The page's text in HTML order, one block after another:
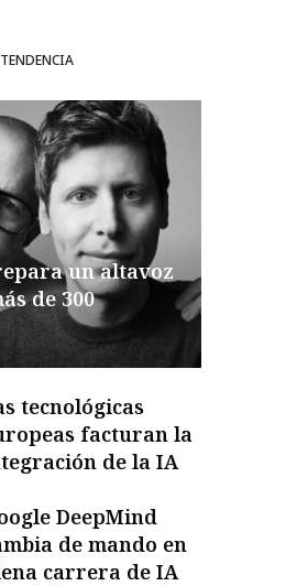
TENDENCIA
un altavoz
de 300
tecnológicas
facturan la
de la IA
DeepMind
de mando en
carrera de IA